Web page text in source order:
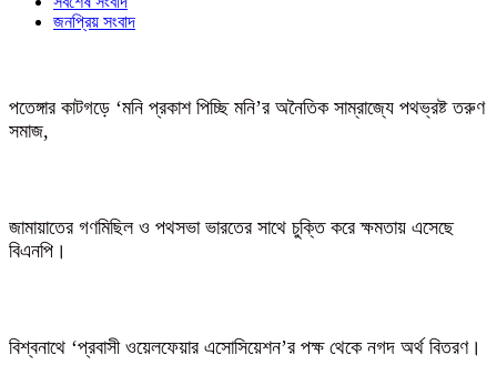
জনপ্রিয় সংবাদ
পতেঙ্গার কাটগড়ে ‘মনি প্রকাশ পিচ্ছি মনি’র অনৈতিক সাম্রাজ্যে পথভ্রষ্ট তরুণ
সমাজ,
জামায়াতের গণমিছিল ও পথসভা ভারতের সাথে চুক্তি করে ক্ষমতায় এসেছে
বিএনপি।
বিশ্বনাথে ‘প্রবাসী ওয়েলফেয়ার এসোসিয়েশন’র পক্ষ থেকে নগদ অর্থ বিতরণ।